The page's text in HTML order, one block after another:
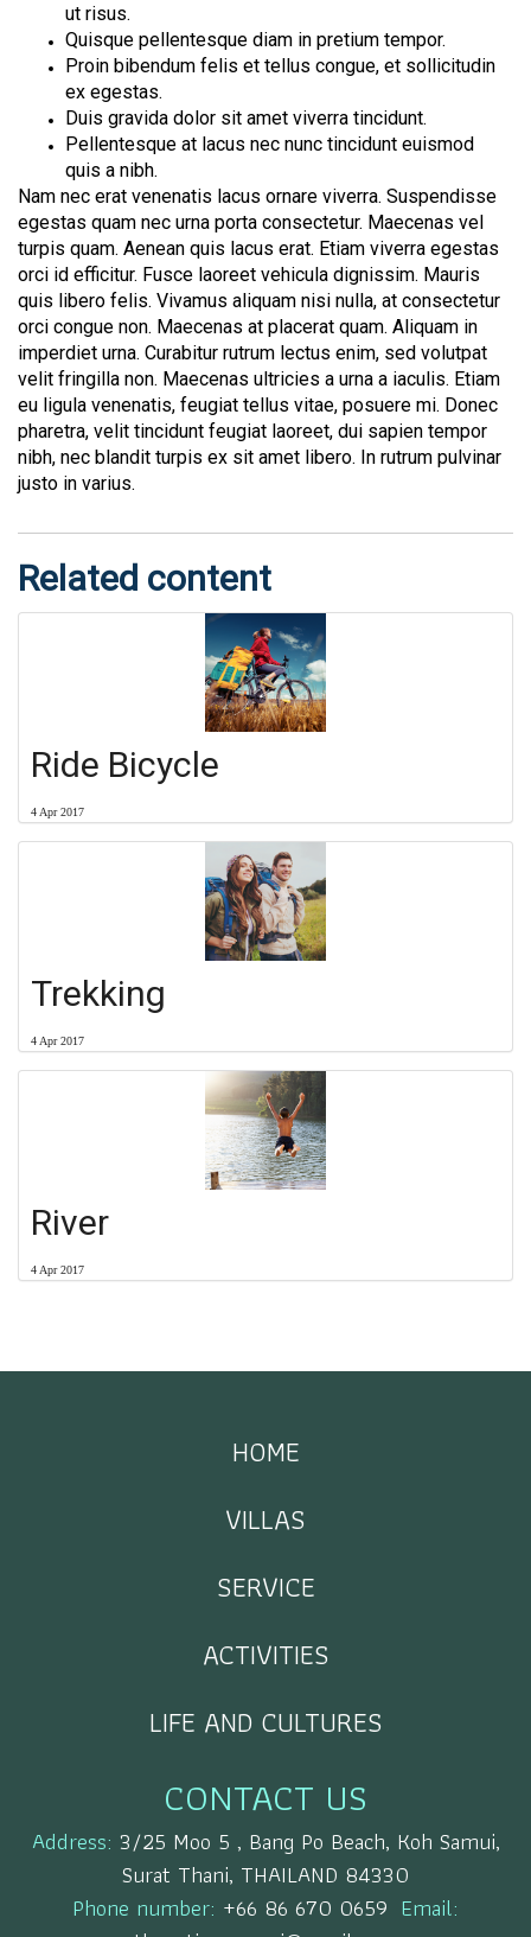
ut risus.
Quisque pellentesque diam in pretium tempor.
Proin bibendum felis et tellus congue, et sollicitudin
ex egestas.
Duis gravida dolor sit amet viverra tincidunt.
Pellentesque at lacus nec nunc tincidunt euismod
quis a nibh.
Nam nec erat venenatis lacus ornare viverra. Suspendisse
egestas quam nec urna porta consectetur. Maecenas vel
turpis quam. Aenean quis lacus erat. Etiam viverra egestas
orci id efficitur. Fusce laoreet vehicula dignissim. Mauris
quis libero felis. Vivamus aliquam nisi nulla, at consectetur
orci congue non. Maecenas at placerat quam. Aliquam in
imperdiet urna. Curabitur rutrum lectus enim, sed volutpat
velit fringilla non. Maecenas ultricies a urna a iaculis. Etiam
eu ligula venenatis, feugiat tellus vitae, posuere mi. Donec
pharetra, velit tincidunt feugiat laoreet, dui sapien tempor
nibh, nec blandit turpis ex sit amet libero. In rutrum pulvinar
justo in varius.
Related content
Ride Bicycle
4 Apr 2017
Trekking
4 Apr 2017
River
4 Apr 2017
HOME
VILLAS
SERVICE
ACTIVITIES
LIFE AND CULTURES
CONTACT US
Address: 3/25 Moo 5 , Bang Po Beach, Koh Samui,
Surat Thani, THAILAND 84330
Phone number: +66 86 670 0659 Email: